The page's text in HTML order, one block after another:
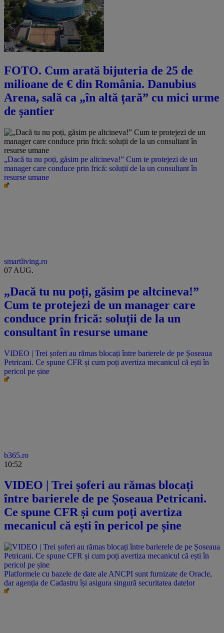
FOTO. Cum arată bijuteria de 25 de
milioane de € din România. Danubius
Arena, sală ca „în altă țară” cu mici urme
de șantier
„Dacă tu nu poți, găsim pe altcineva!” Cum te protejezi de un
manager care conduce prin frică: soluții de la un consultant în
resurse umane
smartliving.ro
07 AUG.
„Dacă tu nu poți, găsim pe altcineva!”
Cum te protejezi de un manager care
conduce prin frică: soluții de la un
consultant în resurse umane
VIDEO | Trei șoferi au rămas blocați între barierele de pe Șoseaua
Petricani. Ce spune CFR și cum poți avertiza mecanicul că ești în
pericol pe șine
b365.ro
10:52
VIDEO | Trei șoferi au rămas blocați
între barierele de pe Șoseaua Petricani.
Ce spune CFR și cum poți avertiza
mecanicul că ești în pericol pe șine
Platformele cu bazele de date ale ANCPI sunt furnizate de Oracle,
dar agenția de Cadastru își asigura singură securitatea datelor